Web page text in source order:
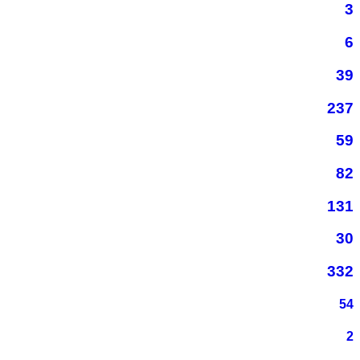
3
6
39
237
59
82
131
30
332
54
2